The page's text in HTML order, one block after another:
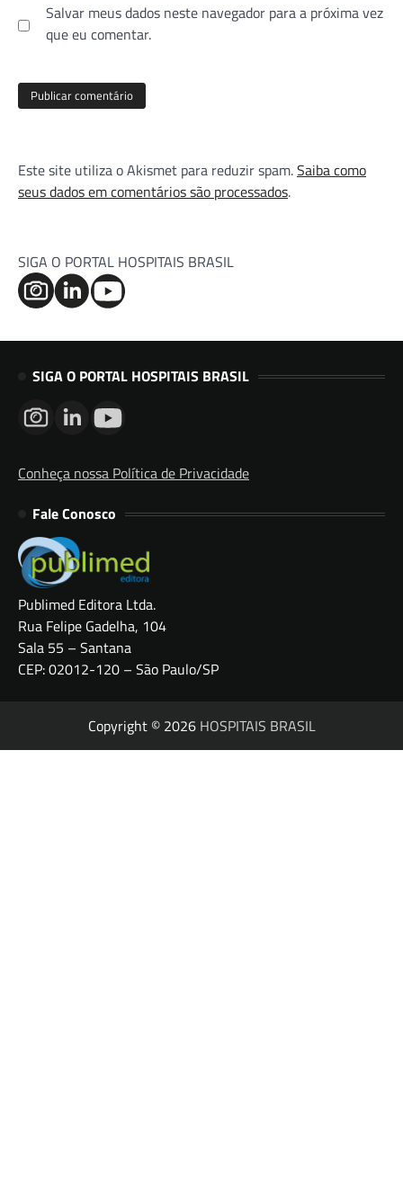
Salvar meus dados neste navegador para a próxima vez
que eu comentar.
Este site utiliza o Akismet para reduzir spam.Saiba como
seus dados em comentários são processados.
SIGA O PORTAL HOSPITAIS BRASIL
SIGA O PORTAL HOSPITAIS BRASIL
Conheça nossa Política de Privacidade
Fale Conosco
Publimed Editora Ltda.
Rua Felipe Gadelha, 104
Sala 55 – Santana
CEP: 02012-120 – São Paulo/SP
Copyright © 2026 HOSPITAIS BRASIL